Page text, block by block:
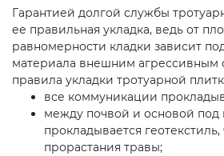
Гарантией долгой службы
ее правильная укладка, ведь от
равномерности кладки зависит
материала внешним агрессивным
правила укладки тротуарной
все коммуникации
между почвой и основой под
прокладывается
прорастания травы;